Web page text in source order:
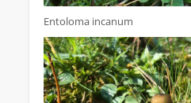
Entoloma incanum